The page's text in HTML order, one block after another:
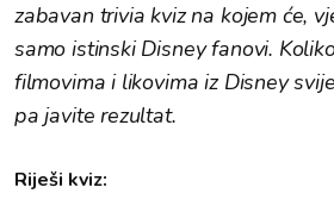
zabavan trivia kviz na kojem će,
samo istinski Disney fanovi.
filmovima i likovima iz Disney
pa javite rezultat.
Riješi kviz: